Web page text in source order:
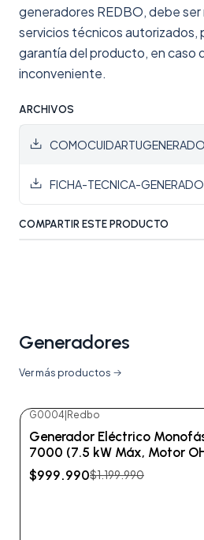
generadores REDBO, debe
servicios técnicos autorizados,
garantía del producto, en caso
inconveniente.
ARCHIVOS
FICHA-TECNICA-
COMPARTIR ESTE PRODUCTO
Generadores
Ver más productos
No disponible
G0004 Redbo
Generador Eléctrico
7000 (7.5 kW Máx, Motor
$999.990$1.199.990